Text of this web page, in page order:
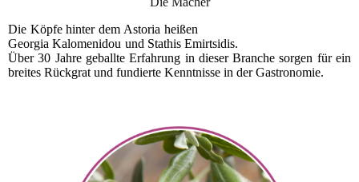
Die Köpfe hinter dem Astoria heißen
Georgia Kalomenidou und Stathis Emirtsidis.
Über 30 Jahre geballte Erfahrung in dieser Branche sorgen für ein
breites Rückgrat und fundierte Kenntnisse in der Gastronomie.